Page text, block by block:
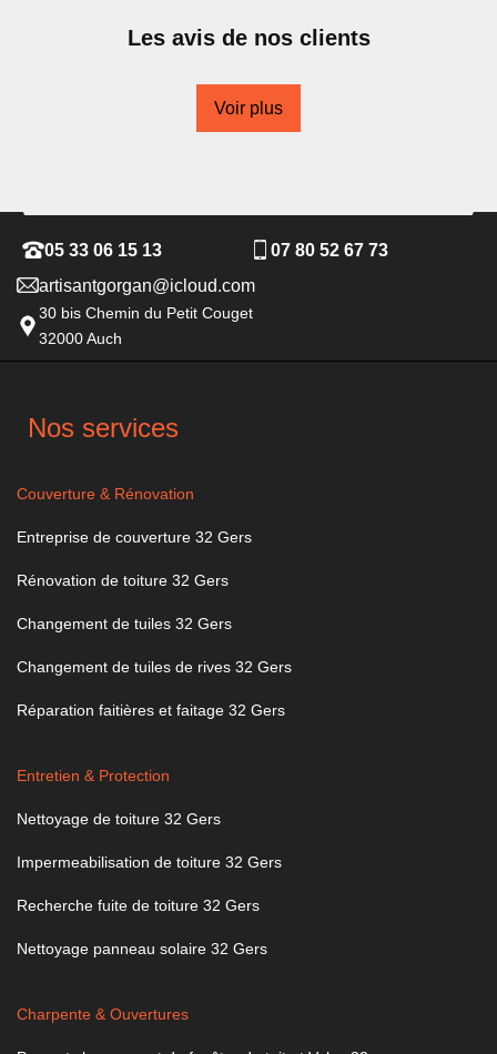
Les avis de nos clients
Voir plus
05 33 06 15 13
07 80 52 67 73
artisantgorgan@icloud.com
30 bis Chemin du Petit Couget
32000 Auch
Nos services
Couverture & Rénovation
Entreprise de couverture 32 Gers
Rénovation de toiture 32 Gers
Changement de tuiles 32 Gers
Changement de tuiles de rives 32 Gers
Réparation faitières et faitage 32 Gers
Entretien & Protection
Nettoyage de toiture 32 Gers
Impermeabilisation de toiture 32 Gers
Recherche fuite de toiture 32 Gers
Nettoyage panneau solaire 32 Gers
Charpente & Ouvertures